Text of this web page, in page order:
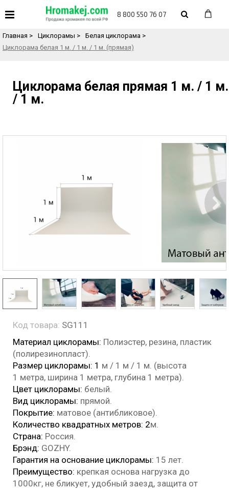
8 800 550 76 07
Назад в каталог товаров
Главная > Циклорамы > Белая циклорама >
Циклорама белая 1 м. / 1 м. / 1 м. (прямая)
Циклорама белая прямая 1 м. / 1 м.
/ 1 м.
Код товара: SG111
Материал циклорамы: Полиэстер, резина, пластик
(полирезинопласт).
Размер циклорамы: 1 м / 1 м / 1 м. (высота
1 метра, ширина 1 метра, глубина 1 метра).
Цвет циклорамы: белый.
Вид циклорамы: прямой.
Покрытие: матовое (антибликовое).
Количество квадратных метров: 2м.
Страна: Россия.
Брэнд: GOZHY.
Гарантия на основание циклорамы: 15 лет.
Преимущество: крепкая основа нагрузка до
1000кг, не бликует, удобный заезд, защита от